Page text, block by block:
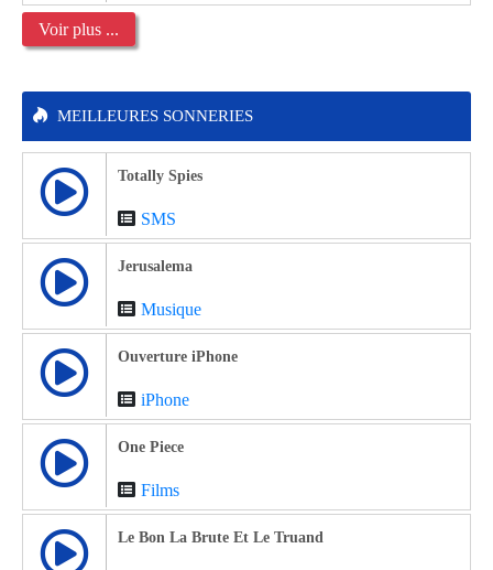
Voir plus ...
MEILLEURES SONNERIES
Totally Spies
SMS
Jerusalema
Musique
Ouverture iPhone
iPhone
One Piece
Films
Le Bon La Brute Et Le Truand